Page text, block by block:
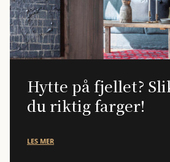
Hytte på fjellet?
du riktig farger!
LES MER